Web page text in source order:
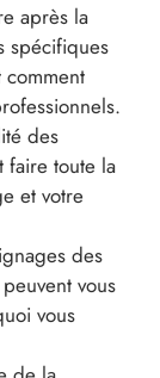
après la
spécifiques
des
faire toute la
et votre
des
vous
vous